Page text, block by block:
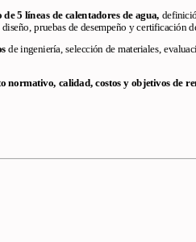
5 líneas de calentadores de agua,
pruebas de desempeño y certificación
de ingeniería, selección de materiales,
normativo, calidad, costos y objetivos de